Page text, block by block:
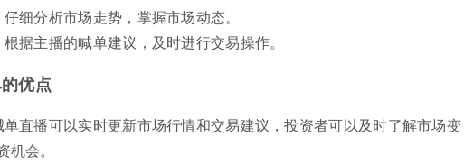
细分析市场走势，掌握市场动态。
据主播的喊单建议，及时进行交易操作。
优点
直播可以实时更新市场行情和交易建议，投资者可以及时了解市场变
会。